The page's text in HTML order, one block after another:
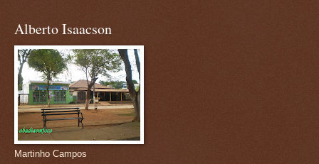
Alberto Isaacson
Martinho Campos